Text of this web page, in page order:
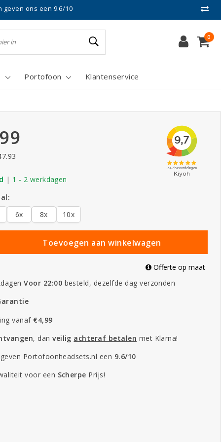
geven ons een 9.6/10
0
Portofoon Klantenservice
| 1 - 2 werkdagen
6x 8x 10x
Toevoegen aan winkelwagen
Offerte op maat
Voor 22:00 besteld, dezelfde dag verzonden
vanaf €4,99
, danveilig achteraf betalen met Klarna!
Portofoonheadsets.nl een 9.6/10
voor een Scherpe Prijs!